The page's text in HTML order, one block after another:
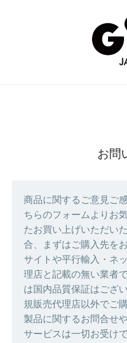
お問
商品に関するご意見ご
ちらのフォームよりお
たお買い上げいただい
合、まずはご購入先を
サイトや平行輸入・ネ
理店と記載の無い業者
は国内品質保証はござ
規販売代理店以外でご
製品に関するお問合せ
サービスは一切お受け